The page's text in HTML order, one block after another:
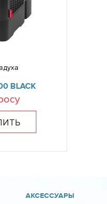
BLACK
АКСЕССУАРЫ